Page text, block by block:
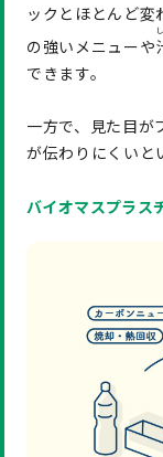
ックとほとんど
の強いメニューや
できます。
一方で、見た目が
が伝わりにくいと
バイオマスプラス